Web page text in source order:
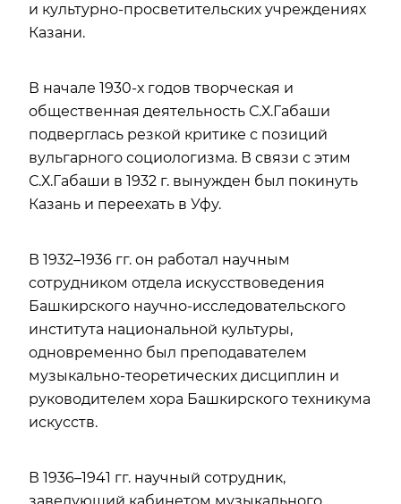
и культурно-просветительских учреждениях
Казани.
В начале 1930-х годов творческая и
общественная деятельность С.Х.Габаши
подверглась резкой критике с позиций
вульгарного социологизма. В связи с этим
С.Х.Габаши в 1932 г. вынужден был покинуть
Казань и переехать в Уфу.
В 1932–1936 гг. он работал научным
сотрудником отдела искусствоведения
Башкирского научно-исследовательского
института национальной культуры,
одновременно был преподавателем
музыкально-теоретических дисциплин и
руководителем хора Башкирского техникума
искусств.
В 1936–1941 гг. научный сотрудник,